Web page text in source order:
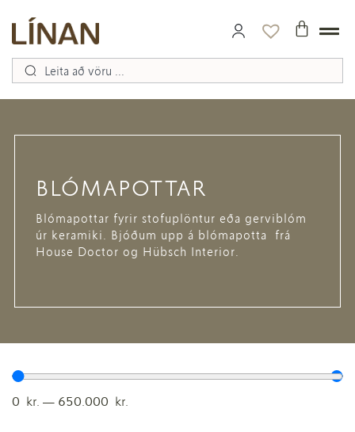
BLÓMAPOTTAR
Blómapottar fyrir stofuplöntur eða gerviblóm
úr keramiki. Bjóðum upp á blómapotta frá
House Doctor og Hübsch Interior.
0 kr. — 650.000 kr.